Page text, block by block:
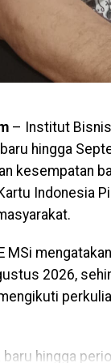
– Institut Bisnis
hingga
kesempatan
Indonesia
MSi
2026,
hingga